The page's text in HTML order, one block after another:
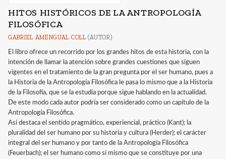
HITOS HISTÓRICOS DE LA ANTROPOLOGÍA
FILOSÓFICA
GABRIEL AMENGUAL COLL (AUTOR)
El libro ofrece un recorrido por los grandes hitos de esta historia, con la
intención de llamar la atención sobre grandes cuestiones que siguen
vigentes en el tratamiento de la gran pregunta por el ser humano, pues a
la Historia de la Antropología Filosófica le pasa lo mismo que a la Historia
de la Filosofía, que se la estudia porque sigue hablando en la actualidad.
De este modo cada autor podría ser considerado como un capítulo de la
Antropología Filosófica.
Así destaca el sentido pragmático, experiencial, práctico (Kant); la
pluralidad del ser humano por su historia y cultura (Herder); el carácter
integral del ser humano y por tanto de la Antropología Filosófica
(Feuerbach); el ser humano como sí mismo que se constituye por una